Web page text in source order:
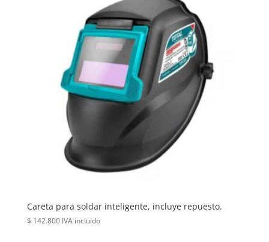
Careta para soldar inteligente, incluye repuesto.
$ 142.800 IVA incluido